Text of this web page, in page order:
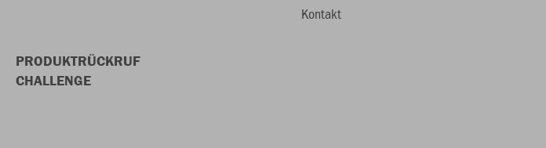
Kontakt
PRODUKTRÜCKRUF
CHALLENGE